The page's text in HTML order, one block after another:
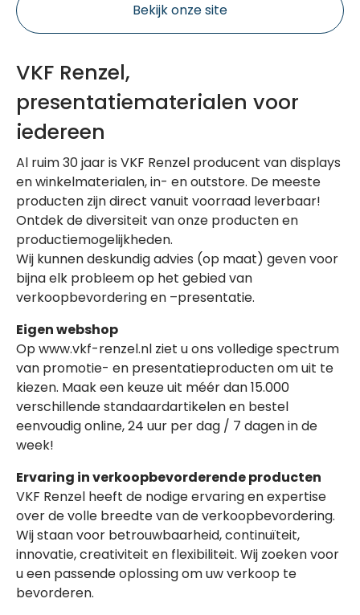
Bekijk onze site
VKF Renzel,
presentatiematerialen voor
iedereen
Al ruim 30 jaar is VKF Renzel producent van displays
en winkelmaterialen, in- en outstore. De meeste
producten zijn direct vanuit voorraad leverbaar!
Ontdek de diversiteit van onze producten en
productiemogelijkheden.
Wij kunnen deskundig advies (op maat) geven voor
bijna elk probleem op het gebied van
verkoopbevordering en –presentatie.
Eigen webshop
Op www.vkf-renzel.nl ziet u ons volledige spectrum
van promotie- en presentatieproducten om uit te
kiezen. Maak een keuze uit méér dan 15.000
verschillende standaardartikelen en bestel
eenvoudig online, 24 uur per dag / 7 dagen in de
week!
Ervaring in verkoopbevorderende producten
VKF Renzel heeft de nodige ervaring en expertise
over de volle breedte van de verkoopbevordering.
Wij staan voor betrouwbaarheid, continuïteit,
innovatie, creativiteit en flexibiliteit. Wij zoeken voor
u een passende oplossing om uw verkoop te
bevorderen.